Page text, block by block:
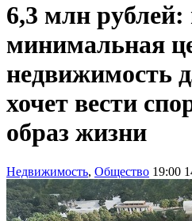
6,3 млн рублей:
минимальная
недвижимость
хочет вести
образ жизни
Недвижимость, Общество 19:00